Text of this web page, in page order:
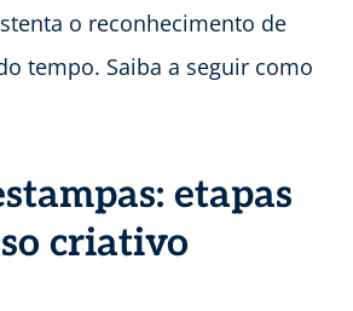
o reconhecimento de
tempo. Saiba a seguir como
etapas
criativo